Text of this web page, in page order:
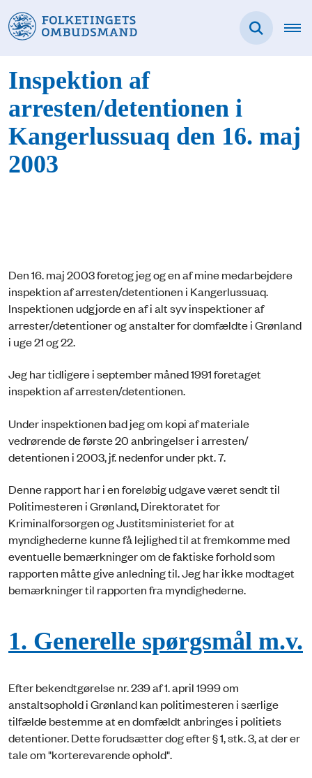
Inspektion af
arresten/detentionen i
Kangerlussuaq den 16. maj
2003
Den 16. maj 2003 foretog jeg og en af mine medarbejdere
inspektion af arresten/detentionen i Kangerlussuaq.
Inspektionen udgjorde en af i alt syv inspektioner af
arrester/detentioner og anstalter for domfældte i Grønland
i uge 21 og 22.
Jeg har tidligere i september måned 1991 foretaget
inspektion af arresten/detentionen.
Under inspektionen bad jeg om kopi af materiale
vedrørende de første 20 anbringelser i arresten/
detentionen i 2003, jf. nedenfor under pkt. 7.
Denne rapport har i en foreløbig udgave været sendt til
Politimesteren i Grønland, Direktoratet for
Kriminalforsorgen og Justitsministeriet for at
myndighederne kunne få lejlighed til at fremkomme med
eventuelle bemærkninger om de faktiske forhold som
rapporten måtte give anledning til. Jeg har ikke modtaget
bemærkninger til rapporten fra myndighederne.
1. Generelle spørgsmål m.v.
Efter bekendtgørelse nr. 239 af 1. april 1999 om
anstaltsophold i Grønland kan politimesteren i særlige
tilfælde bestemme at en domfældt anbringes i politiets
detentioner. Dette forudsætter dog efter § 1, stk. 3, at der er
tale om "korterevarende ophold".